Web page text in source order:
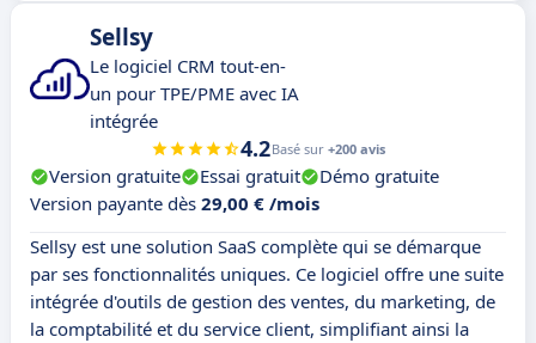
Sellsy
Le logiciel CRM tout-en-
un pour TPE/PME avec IA
intégrée
4.2Basé sur +200 avis
Version gratuite Essai gratuit
Démo gratuite
Version payante dès 29,00 € /mois
Sellsy est une solution SaaS complète qui se démarque
par ses fonctionnalités uniques. Ce logiciel offre une suite
intégrée d'outils de gestion des ventes, du marketing, de
la comptabilité et du service client, simplifiant ainsi la